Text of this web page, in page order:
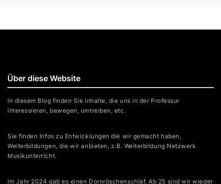
Über diese Website
In diesem Blog finden Sie Inhalte, die uns in der Professur
interessieren, bewegen, umtreiben, etc.
Sie finden Infos zu Entwicklungen die wir gemacht haben,
Weiterbildungen, die wir anbieten, z.B. Weiterbildung Netzwerk
Musikunterricht.
Im Jahr 2024 gab es einen Dornröschenschlaf. Ab 25 sind wir wieder